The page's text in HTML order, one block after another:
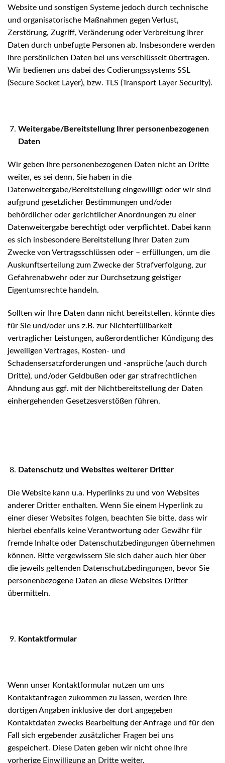
Website und sonstigen Systeme jedoch durch technische
und organisatorische Maßnahmen gegen Verlust,
Zerstörung, Zugriff, Veränderung oder Verbreitung Ihrer
Daten durch unbefugte Personen ab. Insbesondere werden
Ihre persönlichen Daten bei uns verschlüsselt übertragen.
Wir bedienen uns dabei des Codierungssystems SSL
(Secure Socket Layer), bzw. TLS (Transport Layer Security).
Weitergabe/Bereitstellung Ihrer personenbezogenen
Daten
Wir geben Ihre personenbezogenen Daten nicht an Dritte
weiter, es sei denn, Sie haben in die
Datenweitergabe/Bereitstellung eingewilligt oder wir sind
aufgrund gesetzlicher Bestimmungen und/oder
behördlicher oder gerichtlicher Anordnungen zu einer
Datenweitergabe berechtigt oder verpflichtet. Dabei kann
es sich insbesondere Bereitstellung Ihrer Daten zum
Zwecke von Vertragsschlüssen oder – erfüllungen, um die
Auskunftserteilung zum Zwecke der Strafverfolgung, zur
Gefahrenabwehr oder zur Durchsetzung geistiger
Eigentumsrechte handeln.
Sollten wir Ihre Daten dann nicht bereitstellen, könnte dies
für Sie und/oder uns z.B. zur Nichterfüllbarkeit
vertraglicher Leistungen, außerordentlicher Kündigung des
jeweiligen Vertrages, Kosten- und
Schadensersatzforderungen und -ansprüche (auch durch
Dritte), und/oder Geldbußen oder gar strafrechtlichen
Ahndung aus ggf. mit der Nichtbereitstellung der Daten
einhergehenden Gesetzesverstößen führen.
Datenschutz und Websites weiterer Dritter
Die Website kann u.a. Hyperlinks zu und von Websites
anderer Dritter enthalten. Wenn Sie einem Hyperlink zu
einer dieser Websites folgen, beachten Sie bitte, dass wir
hierbei ebenfalls keine Verantwortung oder Gewähr für
fremde Inhalte oder Datenschutzbedingungen übernehmen
können. Bitte vergewissern Sie sich daher auch hier über
die jeweils geltenden Datenschutzbedingungen, bevor Sie
personenbezogene Daten an diese Websites Dritter
übermitteln.
Kontaktformular
Wenn unser Kontaktformular nutzen um uns
Kontaktanfragen zukommen zu lassen, werden Ihre
dortigen Angaben inklusive der dort angegeben
Kontaktdaten zwecks Bearbeitung der Anfrage und für den
Fall sich ergebender zusätzlicher Fragen bei uns
gespeichert. Diese Daten geben wir nicht ohne Ihre
vorherige Einwilligung an Dritte weiter.